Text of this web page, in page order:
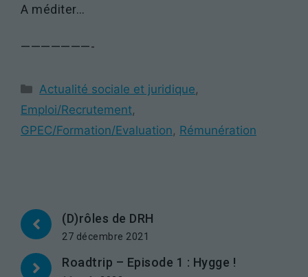
A méditer…
———————-
Catégories
Actualité sociale et juridique,
Emploi/Recrutement,
GPEC/Formation/Evaluation, Rémunération
(D)rôles de DRH
27 décembre 2021
Roadtrip – Episode 1 : Hygge !